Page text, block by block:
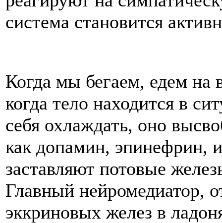
система становится
Когда мы бегаем, едем на
когда тело находится в
себя охлаждать, оно
как допамин, эпинефрин,
заставляют потовые
Главный нейромедиатор,
эккриновых желез в